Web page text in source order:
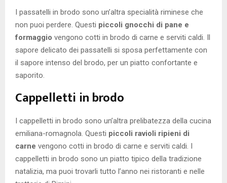
I passatelli in brodo sono un’altra specialità riminese che
non puoi perdere. Questi piccoli gnocchi di pane e
formaggio vengono cotti in brodo di carne e serviti caldi. Il
sapore delicato dei passatelli si sposa perfettamente con
il sapore intenso del brodo, per un piatto confortante e
saporito.
Cappelletti in brodo
I cappelletti in brodo sono un’altra prelibatezza della cucina
emiliana-romagnola. Questi piccoli ravioli ripieni di
carne vengono cotti in brodo di carne e serviti caldi. I
cappelletti in brodo sono un piatto tipico della tradizione
natalizia, ma puoi trovarli tutto l’anno nei ristoranti e nelle